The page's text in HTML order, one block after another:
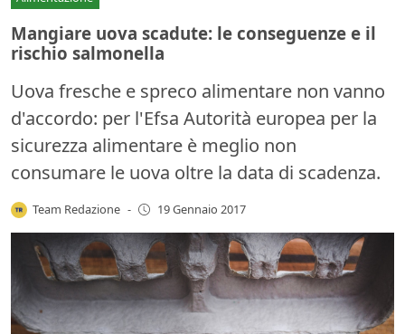
Mangiare uova scadute: le conseguenze e il
rischio salmonella
Uova fresche e spreco alimentare non vanno
d'accordo: per l'Efsa Autorità europea per la
sicurezza alimentare è meglio non
consumare le uova oltre la data di scadenza.
Team Redazione - 19 Gennaio 2017